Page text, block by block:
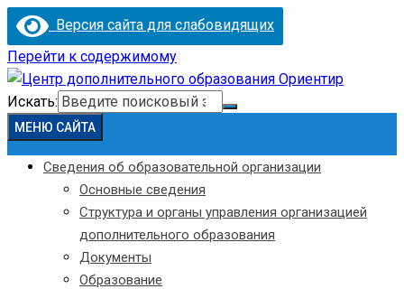
Версия сайта для слабовидящих
Перейти к содержимому
Искать:
МЕНЮ САЙТА
Сведения об образовательной организации
Основные сведения
Структура и органы управления организацией
дополнительного образования
Документы
Образование